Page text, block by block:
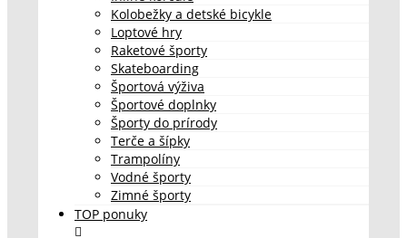
Kolobežky a detské bicykle
Loptové hry
Raketové športy
Skateboarding
Športová výživa
Športové doplnky
Športy do prírody
Terče a šípky
Trampolíny
Vodné športy
Zimné športy
TOP ponuky